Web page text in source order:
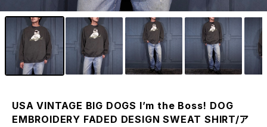
USA VINTAGE BIG DOGS I’m the Boss! DOG
EMBROIDERY FADED DESIGN SWEAT SHIRT/ア